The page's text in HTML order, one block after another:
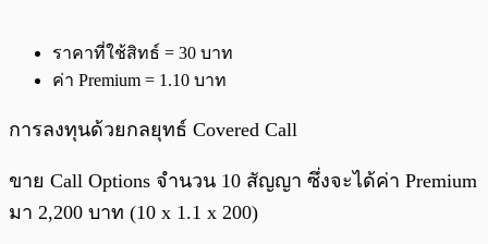
ราคาที่ใช้สิทธ์ = 30 บาท
ค่า Premium = 1.10 บาท
การลงทุนด้วยกลยุทธ์ Covered Call
ขาย Call Options จำนวน 10 สัญญา ซึ่งจะได้ค่า Premium
มา 2,200 บาท (10 x 1.1 x 200)